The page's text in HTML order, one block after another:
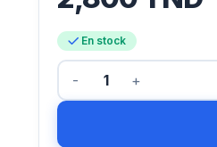
En stock